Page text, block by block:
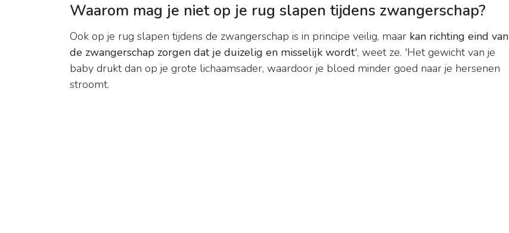
Waarom mag je niet op je rug slapen tijdens zwangerschap?
Ook op je rug slapen tijdens de zwangerschap is in principe veilig, maar kan richting eind van
de zwangerschap zorgen dat je duizelig en misselijk wordt', weet ze. 'Het gewicht van je
baby drukt dan op je grote lichaamsader, waardoor je bloed minder goed naar je hersenen
stroomt.